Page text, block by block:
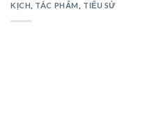
KỊCH TÁC PHẨM TIỂU SỬ